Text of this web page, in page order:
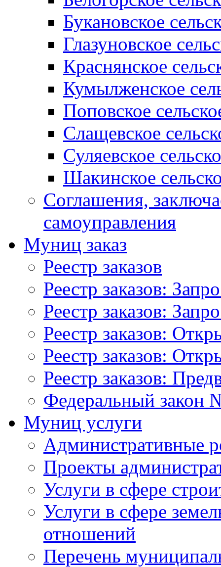
Букановское
Глазуновское
Краснянское
Кумылженское
Поповское
Слащевское
Суляевское
Шакинское
Соглашения,
самоуправления
Муниц заказ
Реестр заказов
Реестр заказов:
Реестр заказов:
Реестр заказов:
Реестр заказов:
Реестр заказов:
Федеральный закон
Муниц услуги
Административные
Проекты
Услуги в сфере
Услуги в сфере
отношений
Перечень